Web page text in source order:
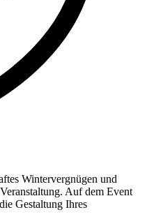
Wintervergnügen und
Auf dem Event
Gestaltung Ihres